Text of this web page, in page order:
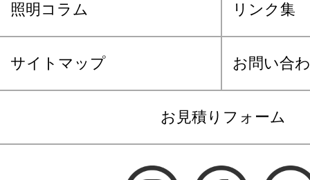
照明コラム リンク集
サイトマップ お問い合
お見積りフォーム